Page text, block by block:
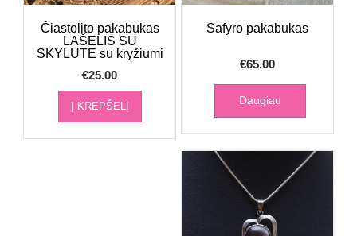
Čiastolito pakabukas
LAŠELIS SU
SKYLUTE su kryžiumi
€25.00
Į KREPŠELĮ
Safyro pakabukas
€65.00
Daugiau